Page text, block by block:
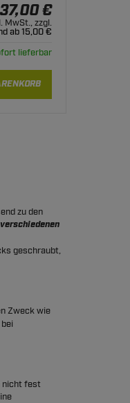
37,00 €
MwSt., zzgl.
ab 15,00 €
lieferbar
zu den
geschraubt,
Zweck wie
nicht fest